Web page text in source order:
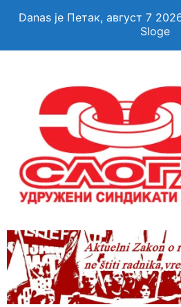
Danas je Петак, август 7
Sloge